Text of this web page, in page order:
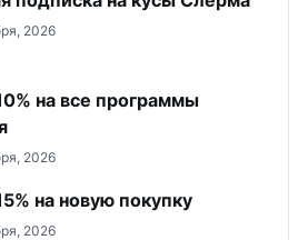
2026
на все программы
2026
на новую покупку
2026